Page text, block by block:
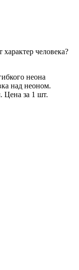
человека?
неона
над неоном.
Цена за 1 шт.